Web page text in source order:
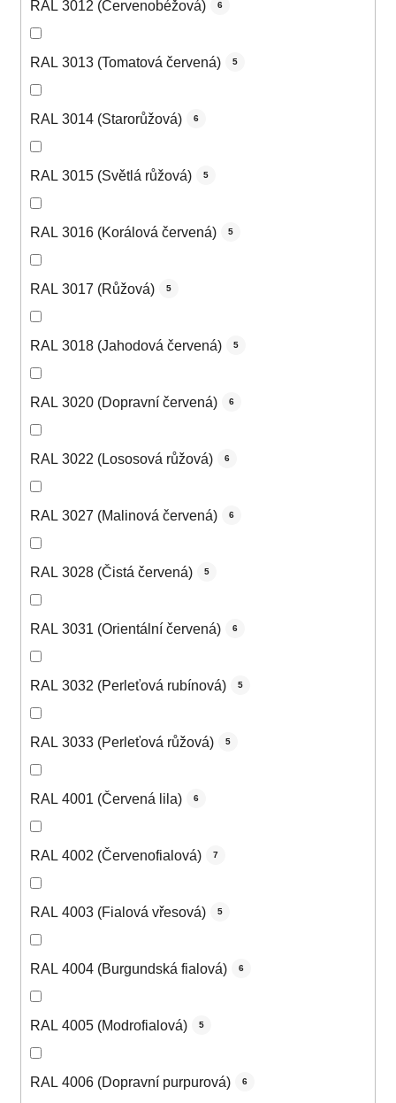
RAL 3012 (Červenobéžová) 6
RAL 3013 (Tomatová červená) 5
RAL 3014 (Starorůžová) 6
RAL 3015 (Světlá růžová) 5
RAL 3016 (Korálová červená) 5
RAL 3017 (Růžová) 5
RAL 3018 (Jahodová červená) 5
RAL 3020 (Dopravní červená) 6
RAL 3022 (Lososová růžová) 6
RAL 3027 (Malinová červená) 6
RAL 3028 (Čistá červená) 5
RAL 3031 (Orientální červená) 6
RAL 3032 (Perleťová rubínová) 5
RAL 3033 (Perleťová růžová) 5
RAL 4001 (Červená lila) 6
RAL 4002 (Červenofialová) 7
RAL 4003 (Fialová vřesová) 5
RAL 4004 (Burgundská fialová) 6
RAL 4005 (Modrofialová) 5
RAL 4006 (Dopravní purpurová) 6